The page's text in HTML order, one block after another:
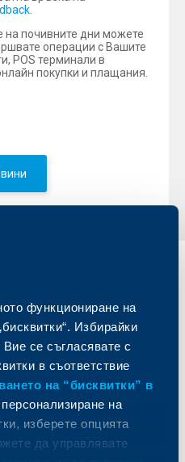
функциониране на
Избирайки
се съгласявате с
в съответствие
на “бисквитки” в
на
изберете опцията
да управлявате
почивните дни можете
операции с Вашите
POS терминали в
покупки и плащания.
Кредитиране
Управление на парични средства
Търговско финансиране
ПОС терминали
Пазари, инвестиционно банкиране
и попечителски услуги